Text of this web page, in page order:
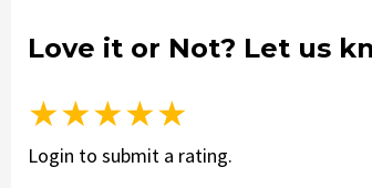
Love it or Not? Let us
★★★★★
Login to submit a rating.